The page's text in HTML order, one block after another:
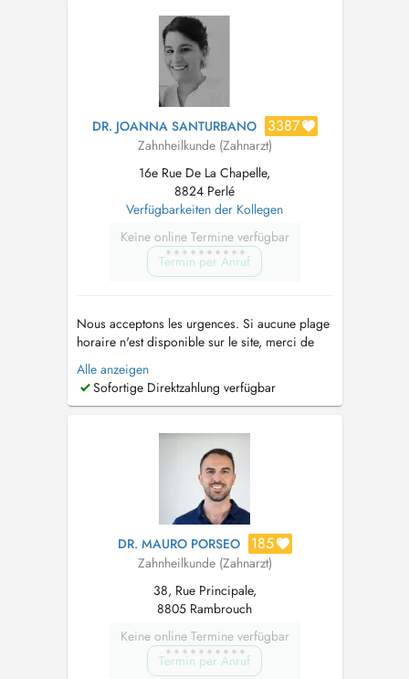
DR. JOANNA SANTURBANO 3387
Zahnheilkunde (Zahnarzt)
16e Rue De La Chapelle,
8824 Perlé
Verfügbarkeiten der Kollegen
Keine online Termine verfügbar
Termin per Anruf
Nous acceptons les urgences. Si aucune plage
horaire n'est disponible sur le site, merci de
contacter directement le cabinet par téléphone
(+352 27 75 81 01). ou si besoin en cas
d'indisponibilité du secrétariat : +352 691 136
Alle anzeigen
Sofortige Direktzahlung verfügbar
DR. MAURO PORSEO 185
Zahnheilkunde (Zahnarzt)
38, Rue Principale,
8805 Rambrouch
Keine online Termine verfügbar
Termin per Anruf